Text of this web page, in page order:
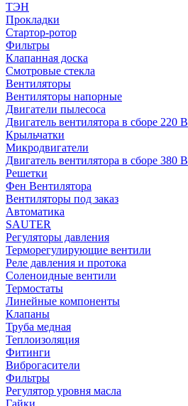
ТЭН
Прокладки
Стартор-ротор
Фильтры
Клапанная доска
Смотровые стекла
Вентиляторы
Вентиляторы напорные
Двигатели пылесоса
Двигатель вентилятора в сборе 220 В
Крыльчатки
Микродвигатели
Двигатель вентилятора в сборе 380 В
Решетки
Фен Вентилятора
Вентиляторы под заказ
Автоматика
SAUTER
Регуляторы давления
Терморегулирующие вентили
Реле давления и протока
Соленоидные вентили
Термостаты
Линейные компоненты
Клапаны
Труба медная
Теплоизоляция
Фитинги
Виброгасители
Фильтры
Регулятор уровня масла
Гайки